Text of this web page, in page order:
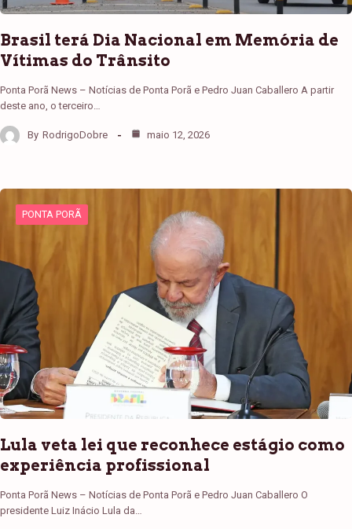
Brasil terá Dia Nacional em Memória de
Vítimas do Trânsito
Ponta Porã News – Notícias de Ponta Porã e Pedro Juan Caballero A partir
deste ano, o terceiro…
By RodrigoDobre maio 12, 2026
PONTA PORÃ
Lula veta lei que reconhece estágio como
experiência profissional
Ponta Porã News – Notícias de Ponta Porã e Pedro Juan Caballero O
presidente Luiz Inácio Lula da…